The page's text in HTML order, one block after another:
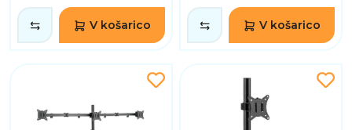
V košarico V košarico